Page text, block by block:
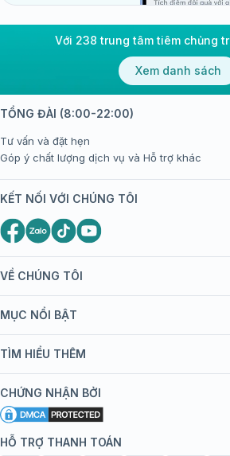
Với 238 trung tâm tiêm chủng
Xem danh sách
VỀ CHÚNG TÔI
Giới thiệu Tiêm Chủng FPT Long Châu
bán hàng
Chính sách nội dung
Chính sách bảo mật
Chính sách bảo mật dữ liệu cá nhân
MỤC NỔI BẬT
Danh mục vắc xin
Đội ngũ bác sĩ, chuyên gia
Hệ thống trung tâm tiêm chủng
TÌM HIỂU THÊM
Khuyến mãi
Tôi nên tiêm gì?
Tiêm chủng đi nước ngoài
CHỨNG NHẬN BỞI
HỖ TRỢ THANH TOÁN
TỔNG ĐÀI (8:00-22:00)
Tư vấn và đặt hẹn
Góp ý chất lượng dịch vụ và Hỗ trợ khác
KẾT NỐI VỚI CHÚNG TÔI